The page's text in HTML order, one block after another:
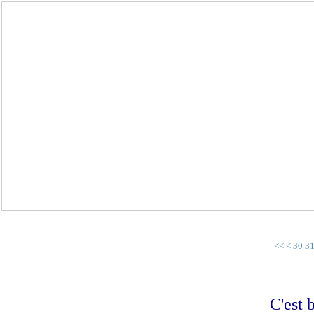
<< < 10
20
30 31
C'est